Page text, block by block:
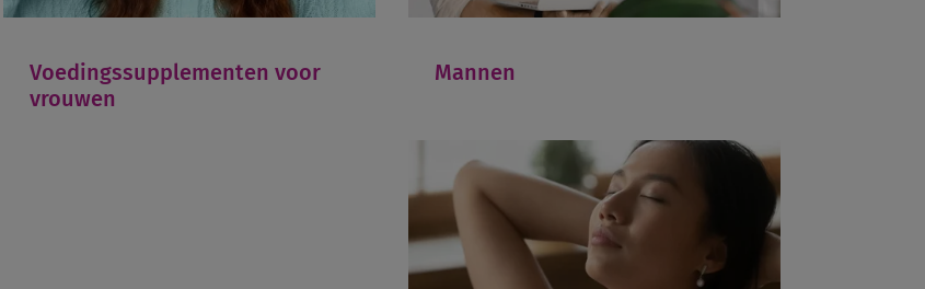
Voedingssupplementen voor
vrouwen
Mannen